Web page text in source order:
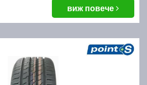
на предния и задния мост.
може да е знак за
за летните
виж повече